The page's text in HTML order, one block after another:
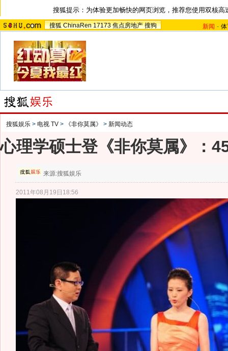
搜狐提示：为体验更加畅快的网页浏览，推荐您使用双核高
搜狐 ChinaRen 17173 焦点房地产 搜狗 新闻 -
搜狐娱乐 > 电视 TV > 《非你莫属》 > 新闻动态
心理学硕士登《非你莫属》：
来源:搜狐娱乐
2011年08月19日18:56